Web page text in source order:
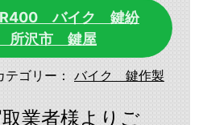
バイク 鍵紛
沢市 鍵屋
テゴリー： バイク 鍵作製
業者様よりご